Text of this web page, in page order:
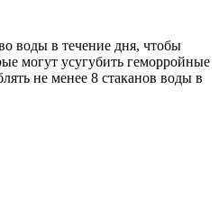
воды в течение дня, чтобы
могут усугубить геморройные
не менее 8 стаканов воды в